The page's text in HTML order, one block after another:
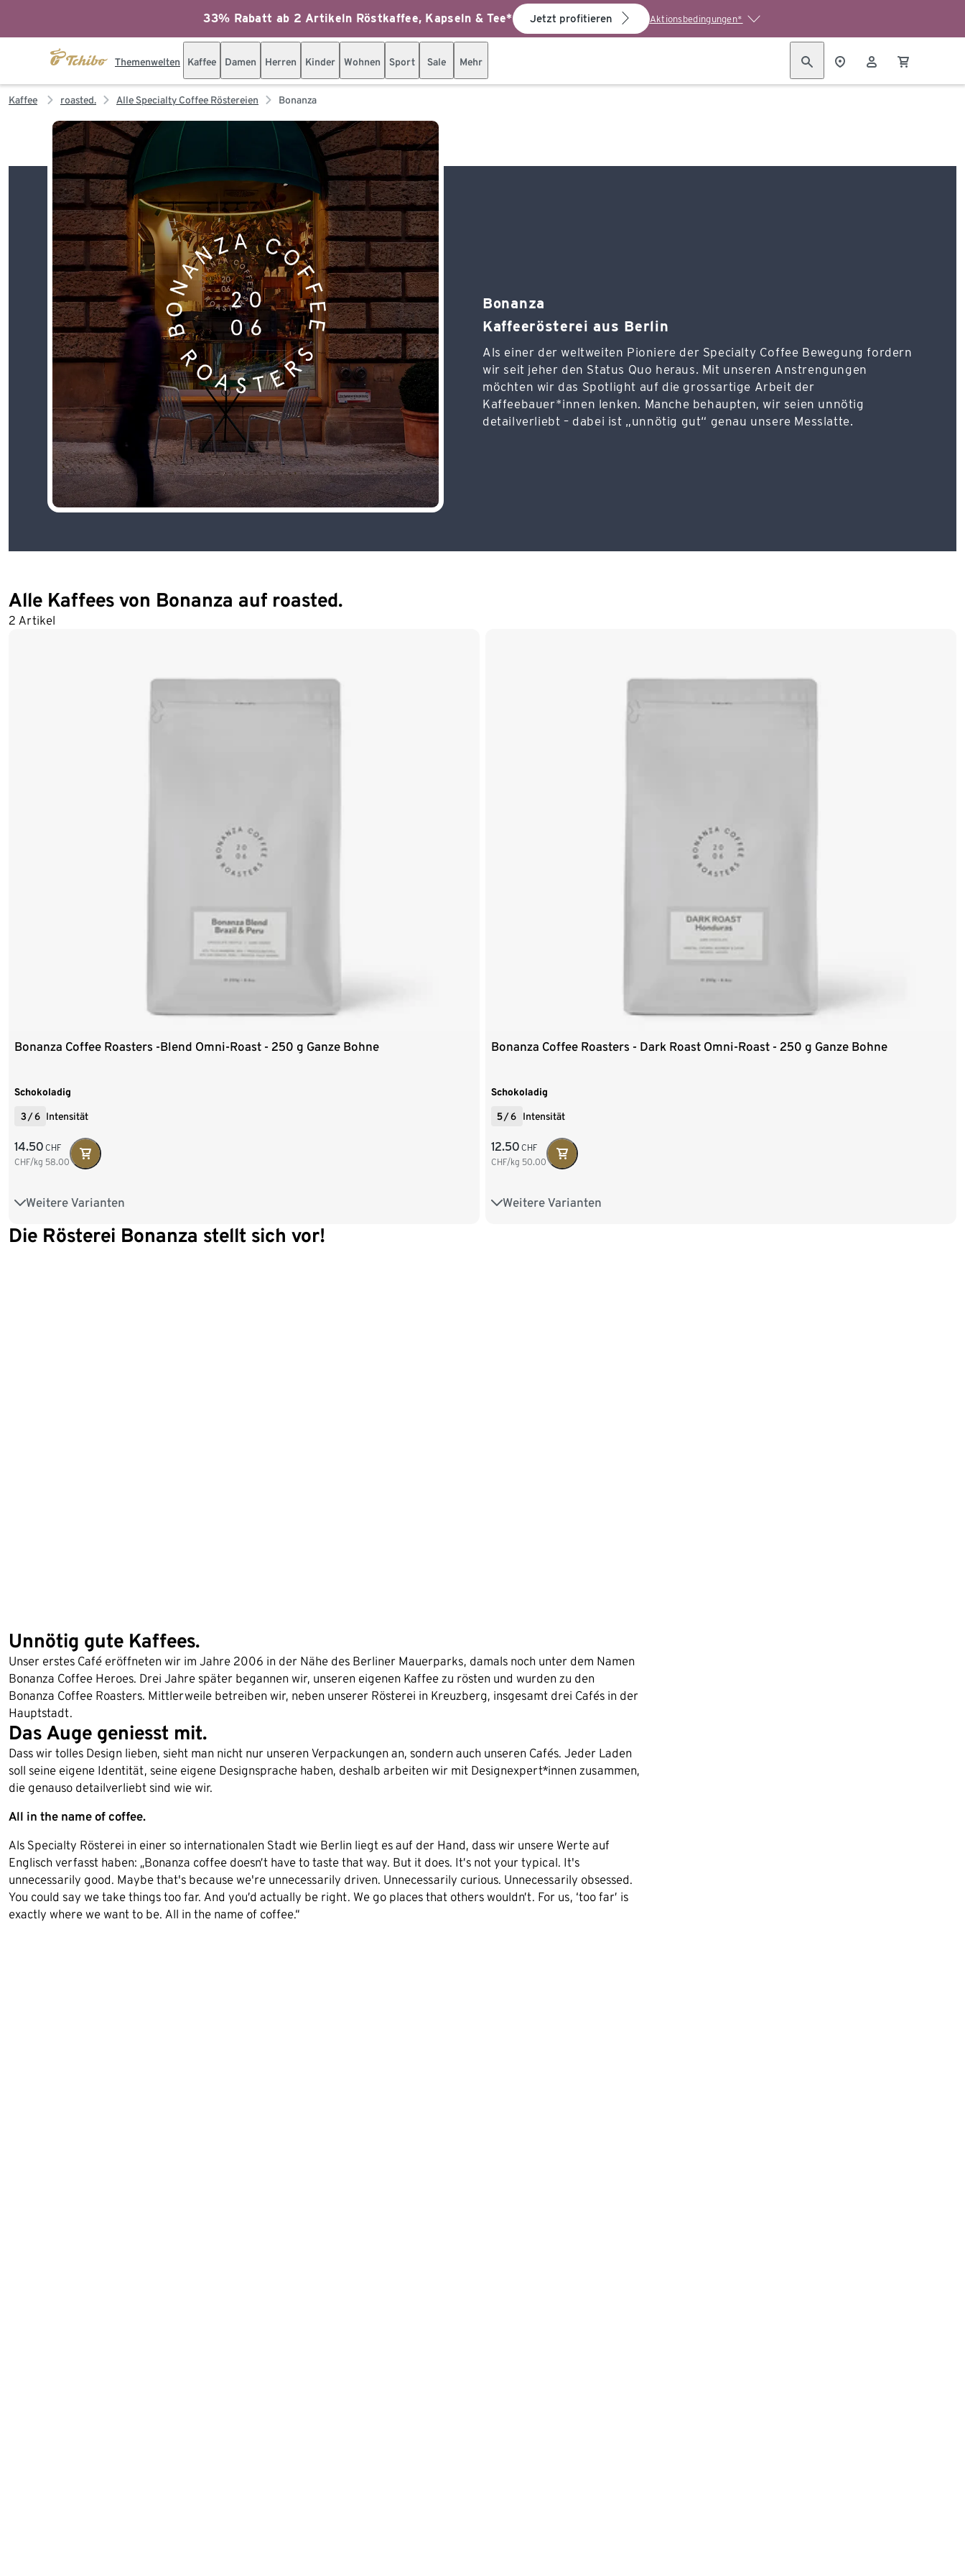
33% Rabatt ab 2 Artikeln Röstkaffee, Kapseln & Tee* Jetzt profitieren Aktionsbedingungen*
Themenwelten Kaffee Damen Herren Kinder Wohnen Sport Sale Mehr
Kaffee roasted. Alle Specialty Coffee Röstereien Bonanza
Bonanza
Kaffeerösterei aus Berlin
Als einer der weltweiten Pioniere der Specialty Coffee Bewegung fordern
wir seit jeher den Status Quo heraus. Mit unseren Anstrengungen
möchten wir das Spotlight auf die grossartige Arbeit der
Kaffeebauer*innen lenken. Manche behaupten, wir seien unnötig
detailverliebt – dabei ist „unnötig gut“ genau unsere Messlatte.
Alle Kaffees von Bonanza auf roasted.
2 Artikel
Bonanza Coffee Roasters -Blend Omni-Roast - 250 g Ganze Bohne
Schokoladig
3 /6 Intensität
14.50 CHF
CHF/kg 58.00
Weitere Varianten
250 g Ganze Bohne
Bonanza Coffee Roasters - Dark Roast Omni-Roast - 250 g Ganze Bohne
Schokoladig
5/6 Intensität
12.50 CHF
CHF/kg 50.00
Weitere Varianten
250 g Ganze Bohne
Die Rösterei Bonanza stellt sich vor!
Unnötig gute Kaffees.
Unser erstes Café eröffneten wir im Jahre 2006 in der Nähe des Berliner Mauerparks, damals noch unter dem Namen
Bonanza Coffee Heroes. Drei Jahre später begannen wir, unseren eigenen Kaffee zu rösten und wurden zu den
Bonanza Coffee Roasters. Mittlerweile betreiben wir, neben unserer Rösterei in Kreuzberg, insgesamt drei Cafés in der
Hauptstadt.
Das Auge geniesst mit.
Dass wir tolles Design lieben, sieht man nicht nur unseren Verpackungen an, sondern auch unseren Cafés. Jeder Laden
soll seine eigene Identität, seine eigene Designsprache haben, deshalb arbeiten wir mit Designexpert*innen zusammen,
die genauso detailverliebt sind wie wir.
All in the name of coffee.
Als Specialty Rösterei in einer so internationalen Stadt wie Berlin liegt es auf der Hand, dass wir unsere Werte auf
Englisch verfasst haben: „Bonanza coffee doesn’t have to taste that way. But it does. It’s not your typical. It's
unnecessarily good. Maybe that's because we're unnecessarily driven. Unnecessarily curious. Unnecessarily obsessed.
You could say we take things too far. And you’d actually be right. We go places that others wouldn’t. For us, ‘too far’ is
exactly where we want to be. All in the name of coffee.“